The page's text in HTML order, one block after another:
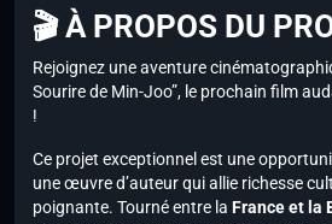
🎬 À PROPOS DU
Rejoignez une aventure
Sourire de Min-Joo”, le prochain film
!
Ce projet exceptionnel est une
une œuvre d’auteur qui allie richesse
poignante. Tourné entre la France et la